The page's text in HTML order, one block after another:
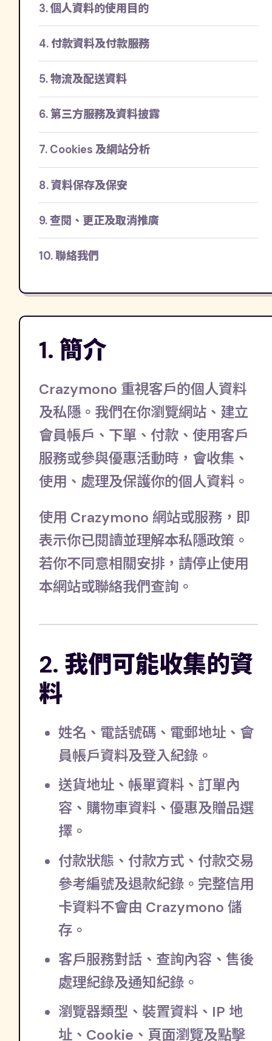
3. 個人資料的使用目的
4. 付款資料及付款服務
5. 物流及配送資料
6. 第三方服務及資料披露
7. Cookies 及網站分析
8. 資料保存及保安
9. 查閱、更正及取消推廣
10. 聯絡我們
1. 簡介
Crazymono 重視客戶的個人資料
及私隱。我們在你瀏覽網站、建立
會員帳戶、下單、付款、使用客戶
服務或參與優惠活動時，會收集、
使用、處理及保護你的個人資料。
使用 Crazymono 網站或服務，即
表示你已閱讀並理解本私隱政策。
若你不同意相關安排，請停止使用
本網站或聯絡我們查詢。
2. 我們可能收集的資
料
姓名、電話號碼、電郵地址、會
員帳戶資料及登入紀錄。
送貨地址、帳單資料、訂單內
容、購物車資料、優惠及贈品選
擇。
付款狀態、付款方式、付款交易
參考編號及退款紀錄。完整信用
卡資料不會由 Crazymono 儲
存。
客戶服務對話、查詢內容、售後
處理紀錄及通知紀錄。
瀏覽器類型、裝置資料、IP 地
址、Cookie、頁面瀏覽及點擊